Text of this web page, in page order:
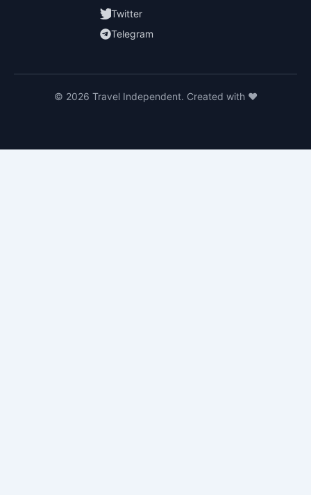
Twitter
Telegram
© 2026 Travel Independent. Created with ❤️